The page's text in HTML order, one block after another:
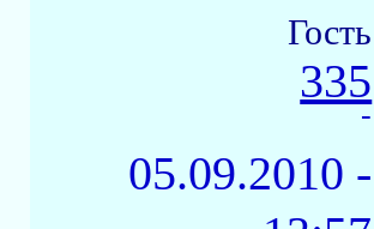
Гость
335
-
05.09.2010 -